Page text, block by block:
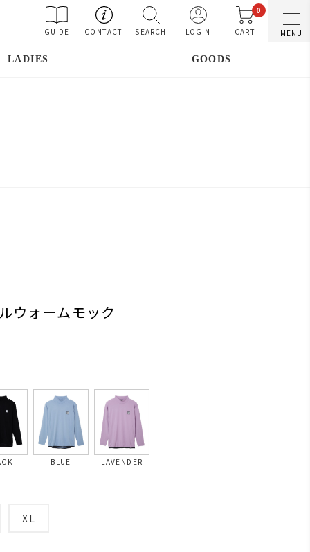
GUIDE CONTACT SEARCH LOGIN
0
CART MENU
LADIES GOODS
ウォームモック
BLUE LAVENDER
XL